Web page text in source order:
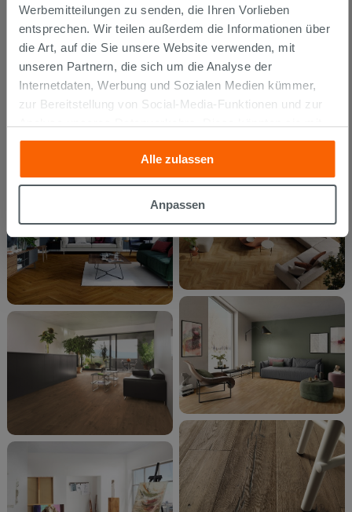
Werbemitteilungen zu senden, die Ihren Vorlieben
entsprechen. Wir teilen außerdem die Informationen über
die Art, auf die Sie unsere Website verwenden, mit
unseren Partnern, die sich um die Analyse der
Internetdaten, Werbung und Sozialen Medien kümmer,
zur Bereitstellung von Social-Media-Funktionen und zur
anderen Informationen, die Sie ihnen geliefert haben oder
die sie aufgrund Ihrer Verwendung ihrer Dienste
gesammelt haben, kombinieren. Falls Sie mehr wissen
möchten oder Ihre Zustimmung zu allen oder einigen
Zustimmung kann durch Klicken auf die Schaltfläche
„Cookies akzeptieren“ gegeben werden. Wenn Sie auf
die Schaltfläche "X" klicken, können Sie das Surfen erst
nach der Installation der technischen Cookies fortsetzen.
Alle zulassen
Anpassen